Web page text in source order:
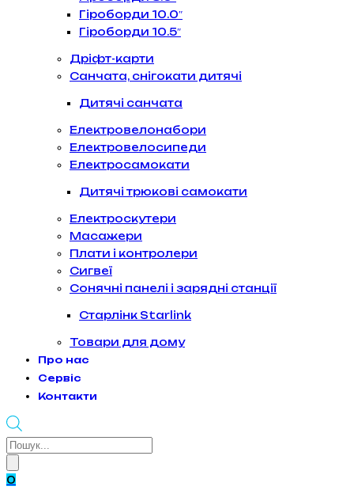
Гіроборди 10.0″
Гіроборди 10.5″
Дріфт-карти
Санчата, снігокати дитячі
Дитячі санчата
Електровелонабори
Електровелосипеди
Електросамокати
Дитячі трюкові самокати
Електроскутери
Масажери
Плати і контролери
Сигвеї
Сонячні панелі і зарядні станції
Старлінк Starlink
Товари для дому
Про нас
Сервіс
Контакти
Products
0